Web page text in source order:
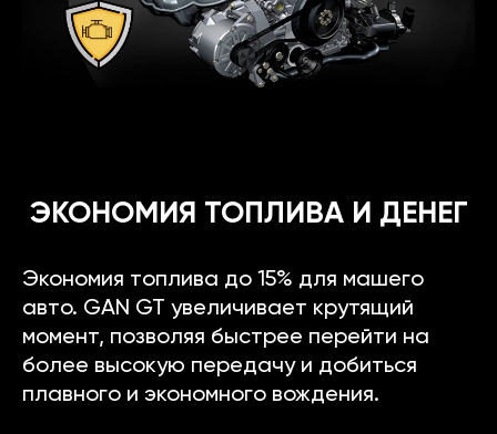
ЭКОНОМИЯ ТОПЛИВА И ДЕНЕГ
Экономия топлива до 15% для машего
авто. GAN GT увеличивает крутящий
момент, позволяя быстрее перейти на
более высокую передачу и добиться
плавного и экономного вождения.